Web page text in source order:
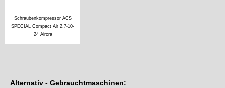
Schraubenkompressor ACS
SPECIAL Compact Air 2,7-10-
24 Aircra
Alternativ - Gebrauchtmaschinen: